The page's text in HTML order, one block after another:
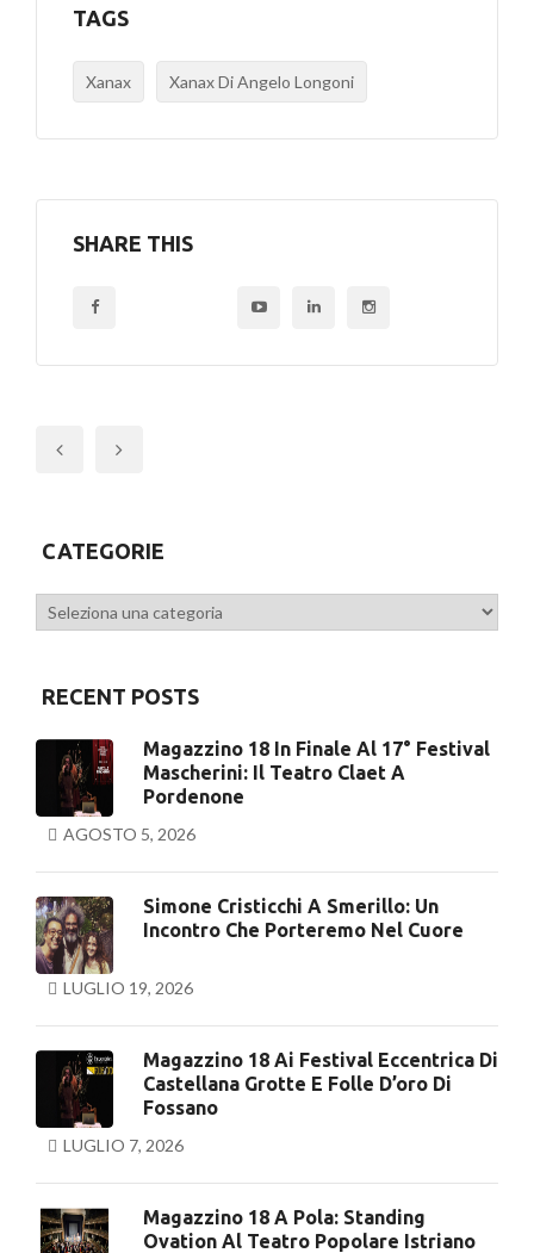
TAGS
Xanax Xanax Di Angelo Longoni
SHARE THIS
CATEGORIE
Categorie
RECENT POSTS
Magazzino 18 In Finale Al 17° Festival
Mascherini: Il Teatro Claet A
Pordenone
AGOSTO 5, 2026
Simone Cristicchi A Smerillo: Un
Incontro Che Porteremo Nel Cuore
LUGLIO 19, 2026
Magazzino 18 Ai Festival Eccentrica Di
Castellana Grotte E Folle D’oro Di
Fossano
LUGLIO 7, 2026
Magazzino 18 A Pola: Standing
Ovation Al Teatro Popolare Istriano